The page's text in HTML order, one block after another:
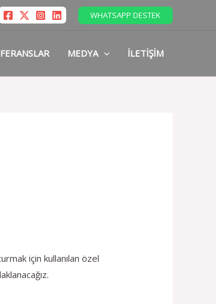
WHATSAPP DESTEK
MEDYA İLETIŞIM
için kullanılan özel